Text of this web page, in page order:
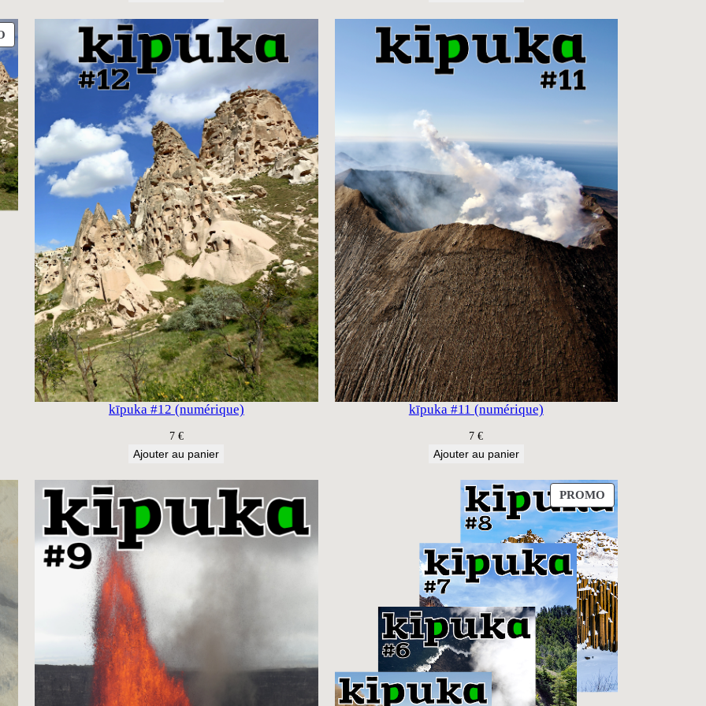
PRODUIT
EN
PROMOTION
kīpuka #12 (numérique)
7 €
Ajouter au panier
kīpuka #11 (numérique)
7€
Ajouter au panier
PROMOPRODUIT
EN
PROMOTION